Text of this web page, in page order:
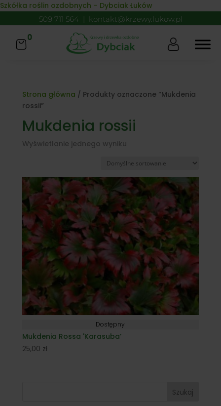
Skip to content
Szkółka roślin ozdobnych – Dybciak Łuków
509 711 564 | kontakt@krzewy.lukow.pl
0
Strona główna / Produkty oznaczone “Mukdenia
rossii”
Mukdenia rossii
Wyświetlanie jednego wyniku
Dostępny
Mukdenia Rossa 'Karasuba’
25,00 zł
Szukaj